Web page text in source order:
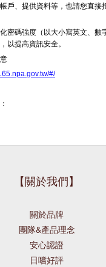
戶、提供資料等，也請您直接
密碼強度（以大小寫英文、數
以提高資訊安全。
#/
【關於我們】
關於品牌
團隊&產品理念
安心認證
日嚐好評